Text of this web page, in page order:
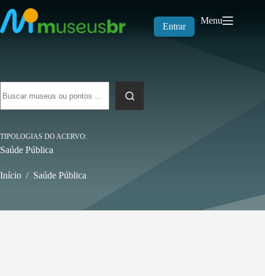
para
o
conteúdo
Entrar
Menu
resultados
TIPOLOGIAS DO ACERVO
Saúde Pública
Início / Saúde Pública